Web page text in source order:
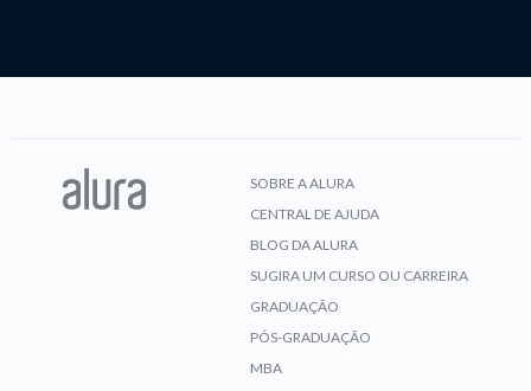
SOBRE A ALURA
CENTRAL DE AJUDA
BLOG DA ALURA
SUGIRA UM CURSO OU CARREIRA
GRADUAÇÃO
PÓS-GRADUAÇÃO
MBA